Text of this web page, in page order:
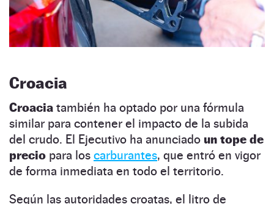
Croacia
Croacia también ha optado por una fórmula
similar para contener el impacto de la subida
del crudo. El Ejecutivo ha anunciado un tope de
precio para los carburantes, que entró en vigor
de forma inmediata en todo el territorio.
Según las autoridades croatas, el litro de